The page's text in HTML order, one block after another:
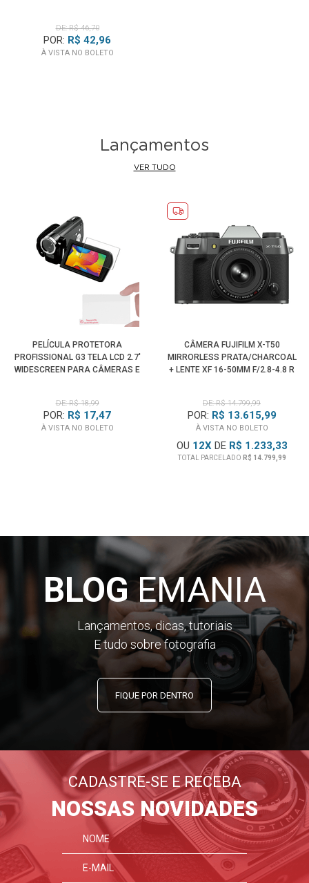
DE: R$ 46,70
POR: R$ 42,96
À VISTA NO BOLETO
Lançamentos
VER TUDO
PELÍCULA PROTETORA
PROFISSIONAL G3 TELA LCD 2.7'
WIDESCREEN PARA CÂMERAS E
DE: R$ 18,99
POR: R$ 17,47
À VISTA NO BOLETO
CÂMERA FUJIFILM X-T50
MIRRORLESS PRATA/CHARCOAL
+ LENTE XF 16-50MM F/2.8-4.8 R
DE: R$ 14.799,99
POR: R$ 13.615,99
À VISTA NO BOLETO
OU 12XDE R$ 1.233,33
TOTAL PARCELADO R$ 14.799,99
BLOGEMANIA
Lançamentos, dicas, tutoriais
E tudo sobre fotografia
FIQUE POR DENTRO
CADASTRE-SE E RECEBA
NOSSAS NOVIDADES